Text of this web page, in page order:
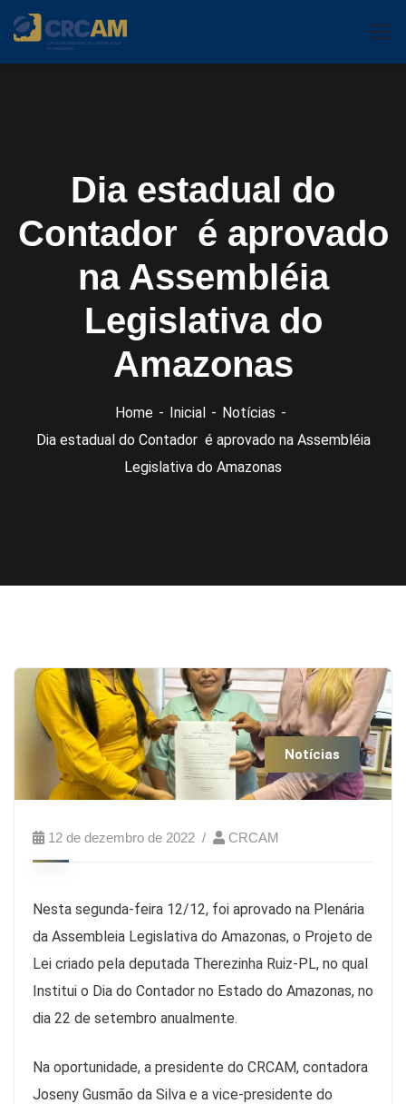
Dia estadual do
Contador é aprovado
na Assembléia
Legislativa do
Amazonas
Home Inicial
Notícias
Dia estadual do Contador é aprovado na Assembléia
Legislativa do Amazonas
Notícias
12 de dezembro de 2022 CRCAM
Nesta segunda-feira 12/12, foi aprovado na Plenária
da Assembleia Legislativa do Amazonas, o Projeto de
Lei criado pela deputada Therezinha Ruiz-PL, no qual
Institui o Dia do Contador no Estado do Amazonas, no
dia 22 de setembro anualmente.
Na oportunidade, a presidente do CRCAM, contadora
Joseny Gusmão da Silva e a vice-presidente do